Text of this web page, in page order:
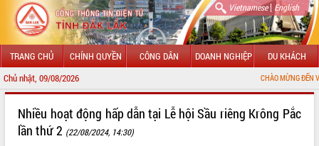
Vietnamese| English
TRANG CHỦ CHÍNH QUYỀN CÔNG DÂN DOANH NGHIỆP DU KHÁCH
Chủ nhật, 09/08/2026 CHÀO MỪNG ĐẾN VỚI CỔNG
LÃNH ĐẠO UBND TỈNH
Nhiều hoạt động hấp dẫn tại Lễ hội Sầu riêng Krông Pắc
lần thứ 2 (22/08/2024, 14:30)